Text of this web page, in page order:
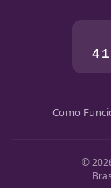
Como
©